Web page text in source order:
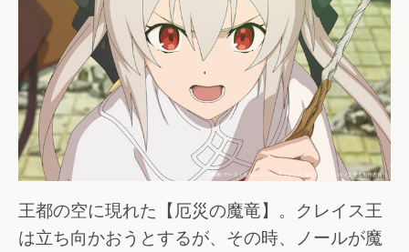
王都の空に現れた【厄災の魔竜】。クレイス王
は立ち向かおうとするが、その時、ノールが魔